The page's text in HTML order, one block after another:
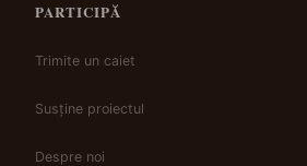
PARTICIPĂ
Trimite un caiet
Susține proiectul
Despre noi